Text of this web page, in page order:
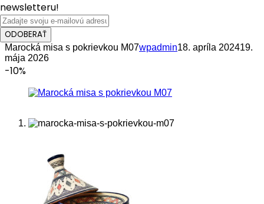
newsletteru!
ODOBERAŤ
Marocká misa s pokrievkou M07wpadmin18. apríla 202419.
mája 2026
-10%